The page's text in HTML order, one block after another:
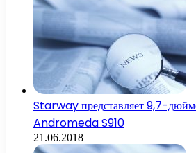
Starway представляет 9,7-
Andromeda S910
21.06.2018